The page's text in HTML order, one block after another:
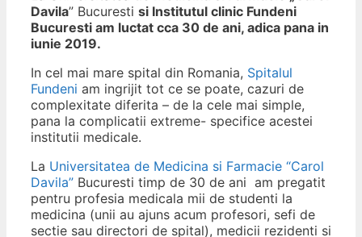
Davila” Bucuresti si Institutul clinic Fundeni
Bucuresti am luctat cca 30 de ani, adica pana in
iunie 2019.
In cel mai mare spital din Romania, Spitalul
Fundeni am ingrijit tot ce se poate, cazuri de
complexitate diferita – de la cele mai simple,
pana la complicatii extreme- specifice acestei
institutii medicale.
La Universitatea de Medicina si Farmacie “Carol
Davila” Bucuresti timp de 30 de ani am pregatit
pentru profesia medicala mii de studenti la
medicina (unii au ajuns acum profesori, sefi de
sectie sau directori de spital), medicii rezidenti si